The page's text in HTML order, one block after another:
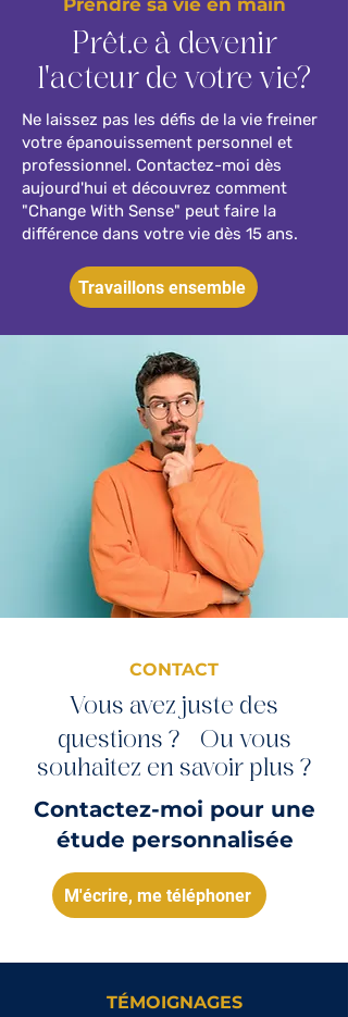
Prendre sa vie en main
Prêt.e à devenir
l'acteur de votre vie?
Ne laissez pas les défis de la vie freiner
votre épanouissement personnel et
professionnel. Contactez-moi dès
aujourd'hui et découvrez comment
"Change With Sense" peut faire la
différence dans votre vie dès 15 ans.
Travaillons ensemble
CONTACT
Vous avez juste des
questions ? Ou vous
souhaitez en savoir plus ?
Contactez-moi pour une
étude personnalisée
M'écrire, me téléphoner
TÉMOIGNAGES